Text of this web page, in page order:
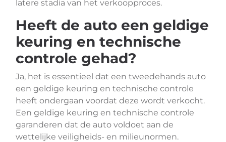
latere stadia van het verkoopproces.
Heeft de auto een geldige
keuring en technische
controle gehad?
Ja, het is essentieel dat een tweedehands auto
een geldige keuring en technische controle
heeft ondergaan voordat deze wordt verkocht.
Een geldige keuring en technische controle
garanderen dat de auto voldoet aan de
wettelijke veiligheids- en milieunormen.